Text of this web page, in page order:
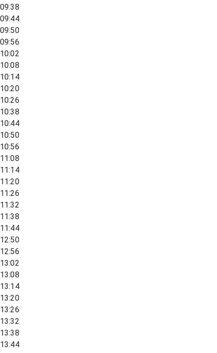
09:38
09:44
09:50
09:56
10:02
10:08
10:14
10:20
10:26
10:38
10:44
10:50
10:56
11:08
11:14
11:20
11:26
11:32
11:38
11:44
12:50
12:56
13:02
13:08
13:14
13:20
13:26
13:32
13:38
13:44